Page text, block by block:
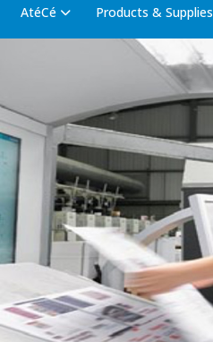
AtéCé Products & Supplies